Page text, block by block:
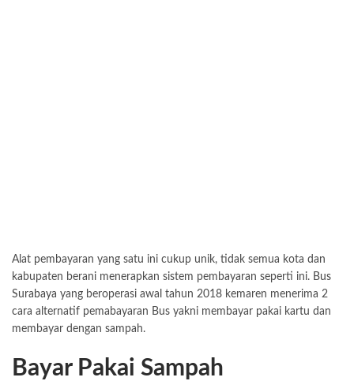
Alat pembayaran yang satu ini cukup unik, tidak semua kota dan
kabupaten berani menerapkan sistem pembayaran seperti ini. Bus
Surabaya yang beroperasi awal tahun 2018 kemaren menerima 2
cara alternatif pemabayaran Bus yakni membayar pakai kartu dan
membayar dengan sampah.
Bayar Pakai Sampah